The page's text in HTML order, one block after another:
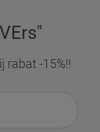
rabat -15%!!